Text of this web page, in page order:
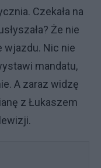
Czekała na
Że nie
wjazdu. Nic nie
mandatu,
A zaraz widzę
z Łukaszem